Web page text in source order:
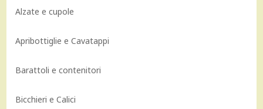
Alzate e cupole
Apribottiglie e Cavatappi
Barattoli e contenitori
Bicchieri e Calici